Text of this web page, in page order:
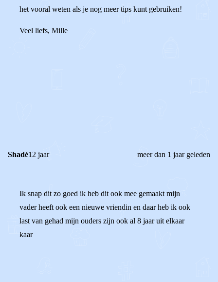
het vooral weten als je nog meer tips kunt gebruiken!
Veel liefs, Mille
Shadé12 jaar meer dan 1 jaar geleden
Ik snap dit zo goed ik heb dit ook mee gemaakt mijn
vader heeft ook een nieuwe vriendin en daar heb ik ook
last van gehad mijn ouders zijn ook al 8 jaar uit elkaar
kaar